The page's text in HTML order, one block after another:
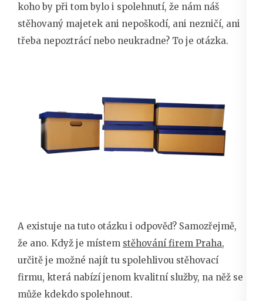
koho by při tom bylo i spolehnutí, že nám náš
stěhovaný majetek ani nepoškodí, ani nezničí, ani
třeba nepoztrácí nebo neukradne? To je otázka.
A existuje na tuto otázku i odpověď? Samozřejmě,
že ano. Když je místem stěhování firem Praha,
určitě je možné najít tu spolehlivou stěhovací
firmu, která nabízí jenom kvalitní služby, na něž se
může kdekdo spolehnout.